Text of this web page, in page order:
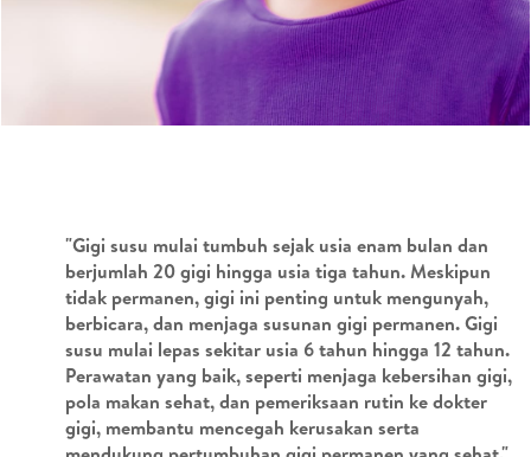
"Gigi susu mulai tumbuh sejak usia enam bulan dan
berjumlah 20 gigi hingga usia tiga tahun. Meskipun
tidak permanen, gigi ini penting untuk mengunyah,
berbicara, dan menjaga susunan gigi permanen. Gigi
susu mulai lepas sekitar usia 6 tahun hingga 12 tahun.
Perawatan yang baik, seperti menjaga kebersihan gigi,
pola makan sehat, dan pemeriksaan rutin ke dokter
gigi, membantu mencegah kerusakan serta